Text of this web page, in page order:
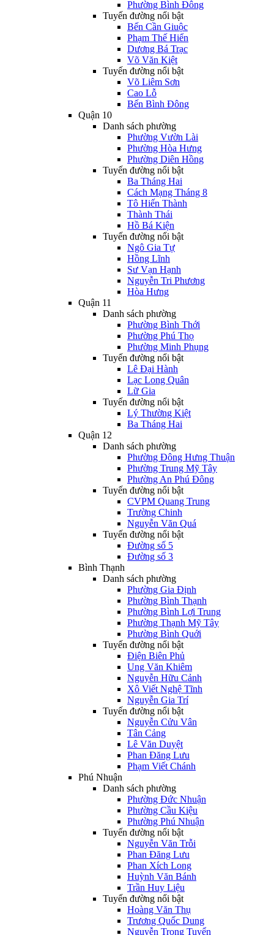
Phường Bình Đông
Tuyến đường nổi bật
Bến Cần Giuộc
Phạm Thế Hiển
Dương Bá Trạc
Võ Văn Kiệt
Tuyến đường nổi bật
Võ Liêm Sơn
Cao Lỗ
Bến Bình Đông
Quận 10
Danh sách phường
Phường Vườn Lài
Phường Hòa Hưng
Phường Diên Hồng
Tuyến đường nổi bật
Ba Tháng Hai
Cách Mạng Tháng 8
Tô Hiến Thành
Thành Thái
Hồ Bá Kiện
Tuyến đường nổi bật
Ngô Gia Tự
Hồng Lĩnh
Sư Vạn Hạnh
Nguyễn Tri Phương
Hòa Hưng
Quận 11
Danh sách phường
Phường Bình Thới
Phường Phú Thọ
Phường Minh Phụng
Tuyến đường nổi bật
Lê Đại Hành
Lạc Long Quân
Lữ Gia
Tuyến đường nổi bật
Lý Thường Kiệt
Ba Tháng Hai
Quận 12
Danh sách phường
Phường Đông Hưng Thuận
Phường Trung Mỹ Tây
Phường An Phú Đông
Tuyến đường nổi bật
CVPM Quang Trung
Trường Chinh
Nguyễn Văn Quá
Tuyến đường nổi bật
Đường số 5
Đường số 3
Bình Thạnh
Danh sách phường
Phường Gia Định
Phường Bình Thạnh
Phường Bình Lợi Trung
Phường Thạnh Mỹ Tây
Phường Bình Quới
Tuyến đường nổi bật
Điện Biên Phủ
Ung Văn Khiêm
Nguyễn Hữu Cảnh
Xô Viết Nghệ Tĩnh
Nguyễn Gia Trí
Tuyến đường nổi bật
Nguyễn Cửu Vân
Tân Cảng
Lê Văn Duyệt
Phan Đăng Lưu
Phạm Viết Chánh
Phú Nhuận
Danh sách phường
Phường Đức Nhuận
Phường Cầu Kiệu
Phường Phú Nhuận
Tuyến đường nổi bật
Nguyễn Văn Trỗi
Phan Đăng Lưu
Phan Xích Long
Huỳnh Văn Bánh
Trần Huy Liệu
Tuyến đường nổi bật
Hoàng Văn Thụ
Trương Quốc Dung
Nguyễn Trọng Tuyển